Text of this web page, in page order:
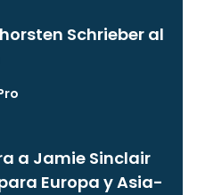
Schrieber al
a Jamie Sinclair
Europa y Asia-